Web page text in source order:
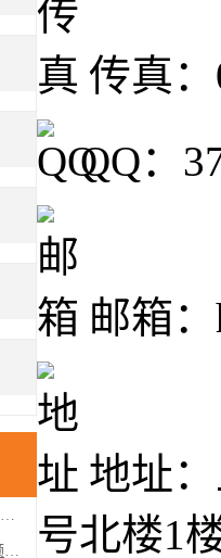
滚珠丝杠在数控机床中的关键作用与性能要求
低频空气弹簧的稳定性 低频空气弹簧有哪些功能
传真：
QQ：
邮箱
地址
号北楼1